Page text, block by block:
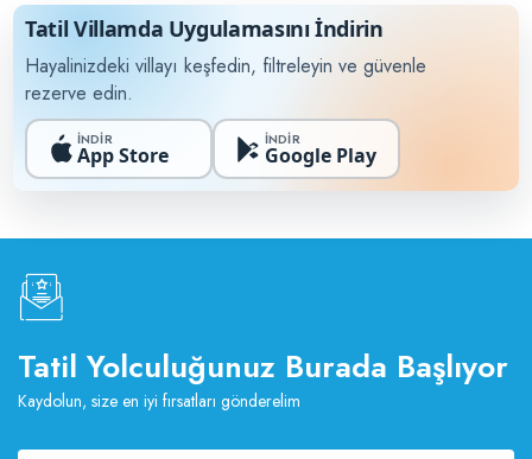
Tatil Villamda Uygulamasını İndirin
Hayalinizdeki villayı keşfedin, filtreleyin ve güvenle
rezerve edin.
İNDİR
App Store
İNDİR
Google Play
Tatil Yolculuğunuz Burada Başlıyor
Kaydolun, size en iyi fırsatları gönderelim